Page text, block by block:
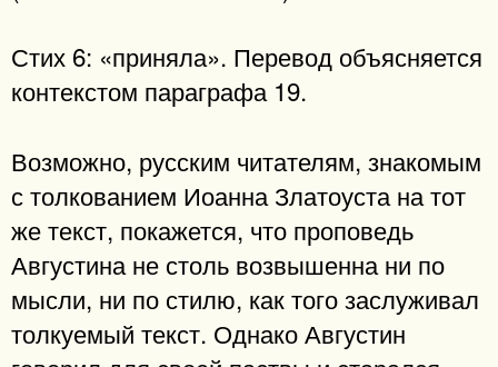
Стих 6: «приняла». Перевод объясняется
контекстом параграфа 19.
Возможно, русским читателям, знакомым
с толкованием Иоанна Златоуста на тот
же текст, покажется, что проповедь
Августина не столь возвышенна ни по
мысли, ни по стилю, как того заслуживал
толкуемый текст. Однако Августин